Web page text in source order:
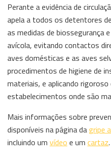
Perante a evidência de
apela a todos os detentores
as medidas de biossegurança
avícola, evitando contactos
aves domésticas e as aves
procedimentos de higiene de
materiais, e aplicando
estabelecimentos onde são
Mais informações sobre
disponíveis na página dagripe
incluindo um vídeo e um cartaz.